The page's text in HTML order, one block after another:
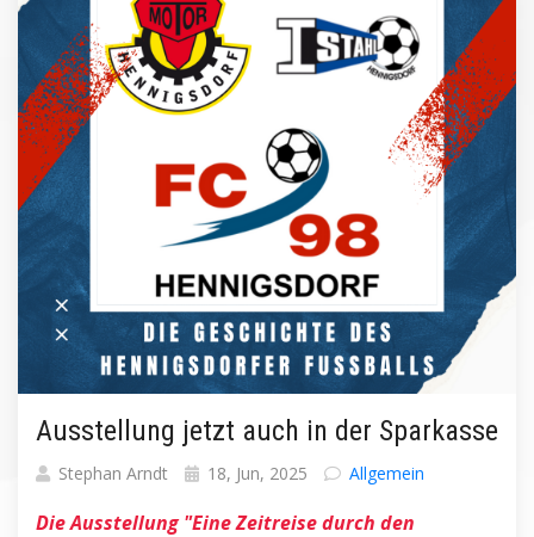
Ausstellung jetzt auch in der Sparkasse
Stephan Arndt 18, Jun, 2025 Allgemein
Die Ausstellung "Eine Zeitreise durch den